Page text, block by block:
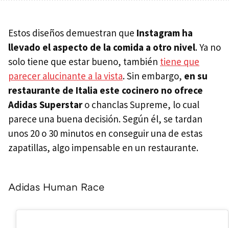
Estos diseños demuestran que Instagram ha
llevado el aspecto de la comida a otro nivel. Ya no
solo tiene que estar bueno, también tiene que
parecer alucinante a la vista. Sin embargo, en su
restaurante de Italia este cocinero no ofrece
Adidas Superstaro chanclas Supreme, lo cual
parece una buena decisión. Según él, se tardan
unos 20 o 30 minutos en conseguir una de estas
zapatillas, algo impensable en un restaurante.
Adidas Human Race